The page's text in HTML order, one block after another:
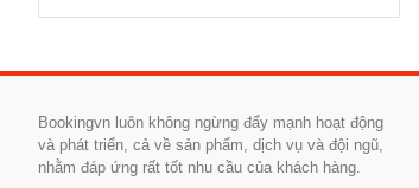
Bookingvn luôn không ngừng đẩy mạnh hoạt động
và phát triển, cả về sản phẩm, dịch vụ và đội ngũ,
nhằm đáp ứng rất tốt nhu cầu của khách hàng.